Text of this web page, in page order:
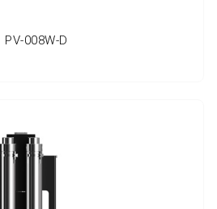
PV-008W-D